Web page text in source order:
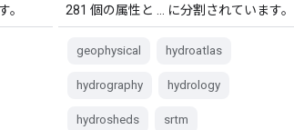
。
281 個の属性と … に分割されています。
geophysical hydroatlas
hydrography hydrology
hydrosheds srtm